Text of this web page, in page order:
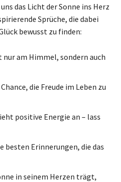
das Licht der Sonne ins Herz
Sprüche, die dabei
bewusst zu finden:
nur am Himmel, sondern auch
die Freude im Leben zu
positive Energie an – lass
besten Erinnerungen, die das
in seinem Herzen trägt,